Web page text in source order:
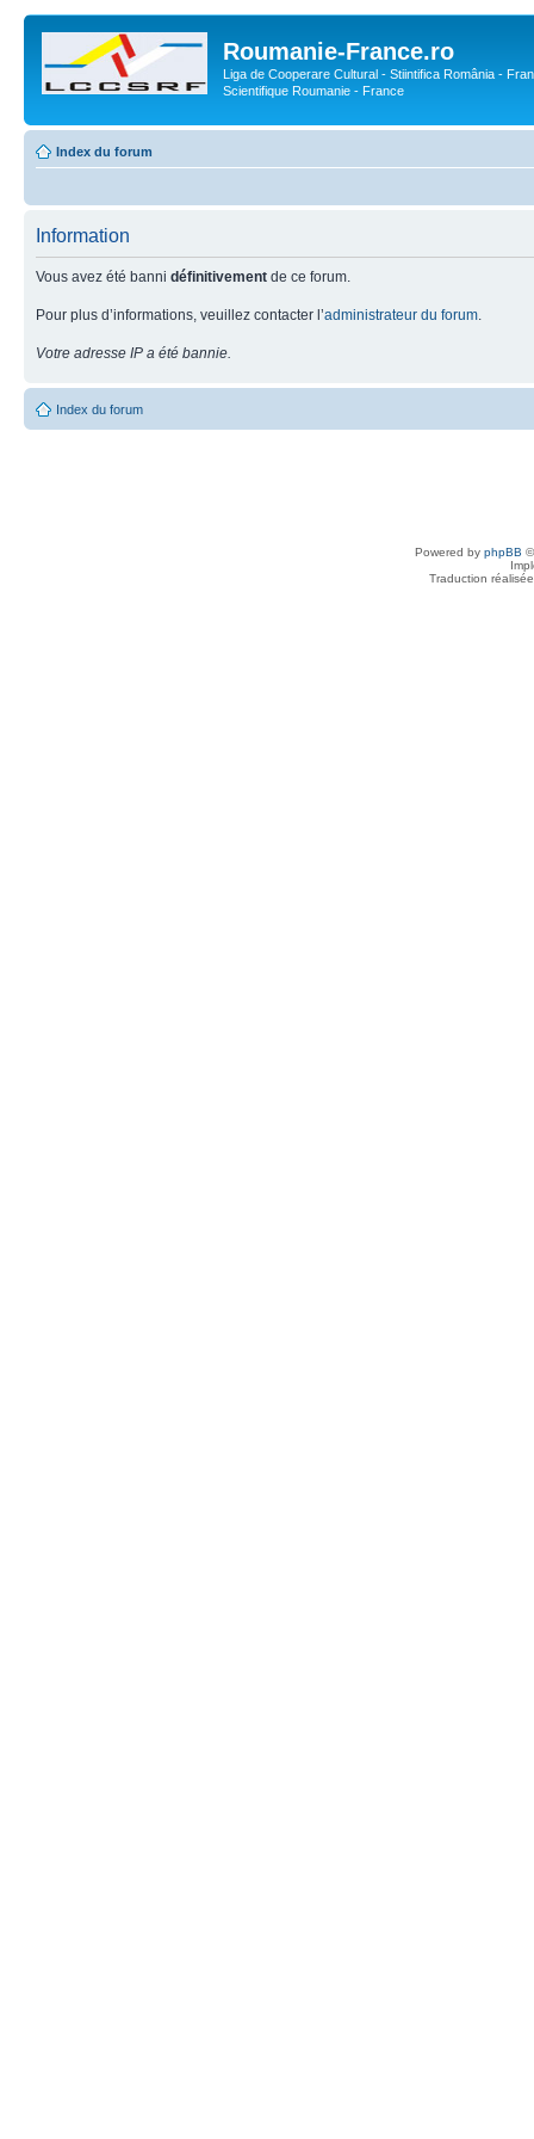
Roumanie-France.ro
Liga de Cooperare Cultural - Stiintifica România -
Scientifique Roumanie - France
Index du forum
Information
Vous avez été banni définitivement de ce forum.
Pour plus d’informations, veuillez contacter l’administrateur du forum
Votre adresse IP a été bannie.
Index du forum
Powered by phpBB
Traduction